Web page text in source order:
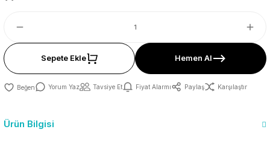
Sepete Ekle Hemen Al
Yorum Yaz Tavsiye Et Fiyat Alarmı Paylaş Karşılaştır
Ürün Bilgisi